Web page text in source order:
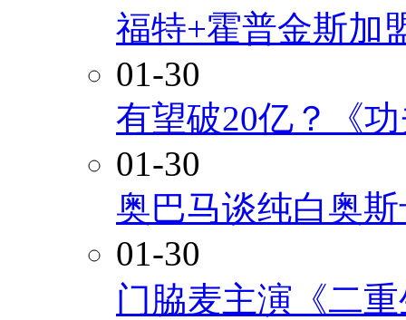
福特+霍普金斯加
01-30
有望破20亿？《
01-30
奥巴马谈纯白奥
01-30
门脇麦主演《二